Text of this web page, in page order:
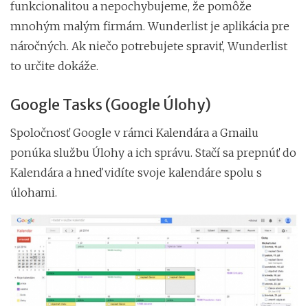
funkcionalitou a nepochybujeme, že pomôže
mnohým malým firmám. Wunderlist je aplikácia pre
náročných. Ak niečo potrebujete spraviť, Wunderlist
to určite dokáže.
Google Tasks (Google Úlohy)
Spoločnosť Google v rámci Kalendára a Gmailu
ponúka službu Úlohy a ich správu. Stačí sa prepnúť do
Kalendára a hneď vidíte svoje kalendáre spolu s
úlohami.